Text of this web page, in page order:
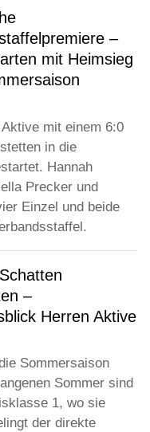
–
mit Heimsieg
mit einem 6:0
in die
Hannah
Precker und
Einzel und beide
–
Herren Aktive
Sommersaison
Sommer sind
1, wo sie
der direkte